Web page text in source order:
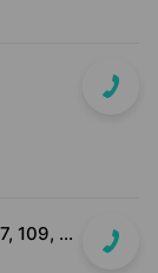
Долгиновский тракт, д. 178, пом. 102, 107, 109, 112, 114 (ТЦ "ALL")